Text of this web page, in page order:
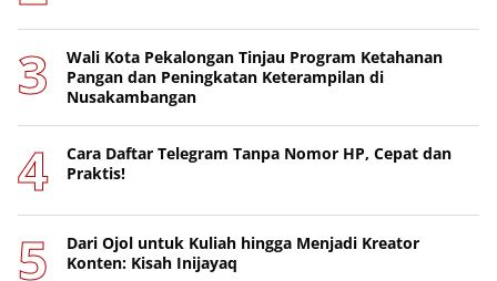
Wali Kota Pekalongan Tinjau Program Ketahanan
Pangan dan Peningkatan Keterampilan di
Nusakambangan
Cara Daftar Telegram Tanpa Nomor HP, Cepat dan
Praktis!
Dari Ojol untuk Kuliah hingga Menjadi Kreator
Konten: Kisah Inijayaq